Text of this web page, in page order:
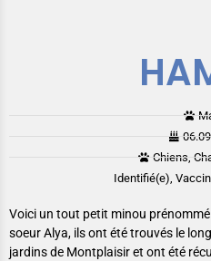
Chiens,
Identifié(e),
Voici un tout petit minou
soeur Alya, ils ont été trouvés le
jardins de Montplaisir et ont été